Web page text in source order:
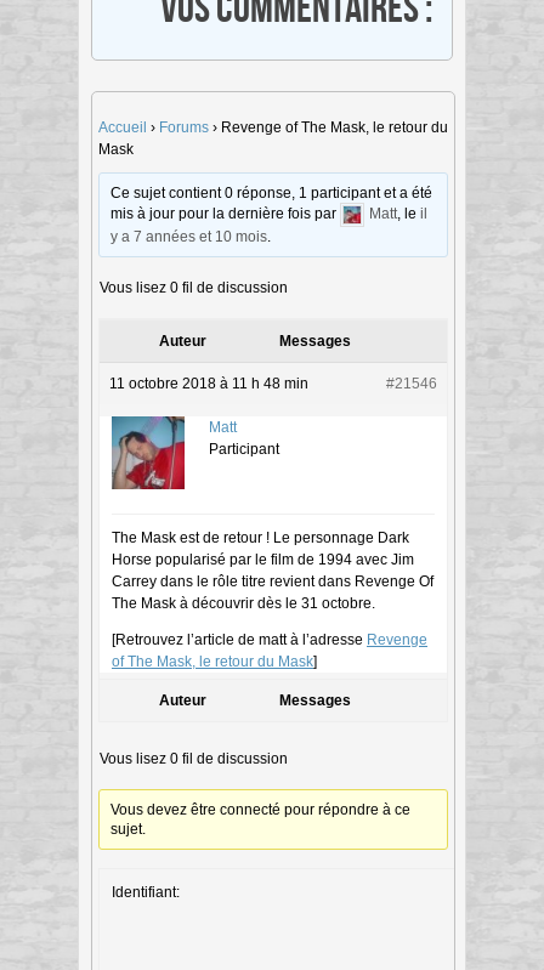
Accueil › Forums › Revenge of The Mask, le retour du
Mask
Ce sujet contient 0 réponse, 1 participant et a été
mis à jour pour la dernière fois par
Matt, leil
y a 7 années et 10 mois.
Vous lisez 0 fil de discussion
Auteur Messages
11 octobre 2018 à 11 h 48 min #21546
Matt
Participant
The Mask est de retour ! Le personnage Dark
Horse popularisé par le film de 1994 avec Jim
Carrey dans le rôle titre revient dans Revenge Of
The Mask à découvrir dès le 31 octobre.
[Retrouvez l’article de matt à l’adresse Revenge
of The Mask, le retour du Mask]
Auteur Messages
Vous lisez 0 fil de discussion
Vous devez être connecté pour répondre à ce
sujet.
Identifiant: